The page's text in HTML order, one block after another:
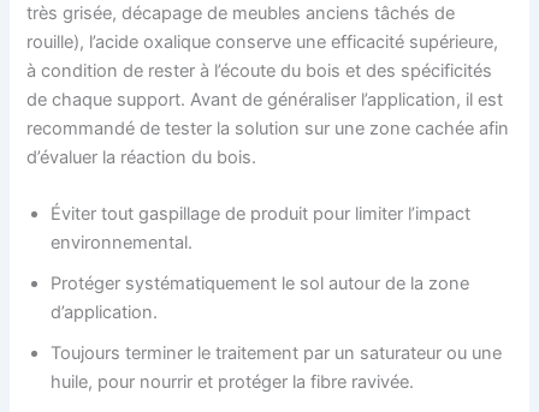
très grisée, décapage de meubles anciens tâchés de
rouille), l’acide oxalique conserve une efficacité supérieure,
à condition de rester à l’écoute du bois et des spécificités
de chaque support. Avant de généraliser l’application, il est
recommandé de tester la solution sur une zone cachée afin
d’évaluer la réaction du bois.
Éviter tout gaspillage de produit pour limiter l’impact
environnemental.
Protéger systématiquement le sol autour de la zone
d’application.
Toujours terminer le traitement par un saturateur ou une
huile, pour nourrir et protéger la fibre ravivée.